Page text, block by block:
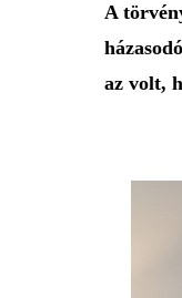
A
az volt,